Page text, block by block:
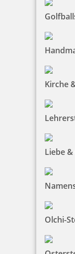
Kirche
Liebe
Olchi-
Heri Mini
Jetzt gestalten